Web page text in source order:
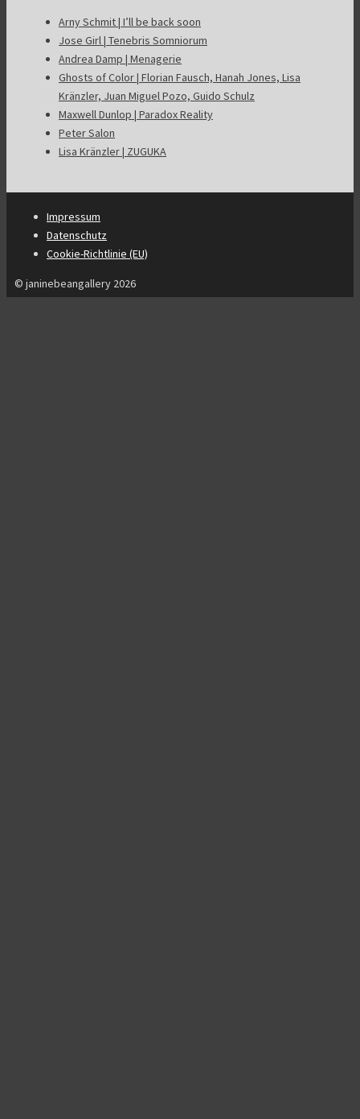
Arny Schmit | I’ll be back soon
Jose Girl | Tenebris Somniorum
Andrea Damp | Menagerie
Ghosts of Color | Florian Fausch, Hanah Jones, Lisa
Kränzler, Juan Miguel Pozo, Guido Schulz
Maxwell Dunlop | Paradox Reality
Peter Salon
Lisa Kränzler | ZUGUKA
Impressum
Datenschutz
Cookie-Richtlinie (EU)
© janinebeangallery 2026